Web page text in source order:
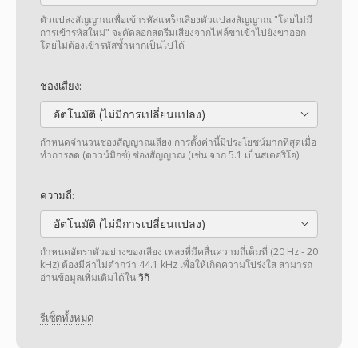
ตัวแปลงสัญญาณเพื่อเข้ารหัสแทร็กเสียงตัวแปลงสัญญาณ "โดยไม่มี
การเข้ารหัสใหม่" จะคัดลอกสตรีมเสียงจากไฟล์ขาเข้าไปยังขาออก
โดยไม่ต้องเข้ารหัสซ้ำหากเป็นไปได้
ช่องเสียง:
อัตโนมัติ (ไม่มีการเปลี่ยนแปลง)
กำหนดจำนวนช่องสัญญาณเสียง การตั้งค่านี้มีประโยชน์มากที่สุดเมื่อ
ทำการลด (ดาวน์มิกซ์) ช่องสัญญาณ (เช่น จาก 5.1 เป็นสเตอริโอ)
ความถี่:
อัตโนมัติ (ไม่มีการเปลี่ยนแปลง)
กำหนดอัตราตัวอย่างของเสียง เพลงที่มีคลื่นความถี่เต็มที่ (20 Hz - 20
kHz) ต้องมีค่าไม่ต่ำกว่า 44.1 kHz เพื่อให้เกิดความโปร่งใส สามารถ
อ่านข้อมูลเพิ่มเติมได้ในวิกิ
รีเซ็ตทั้งหมด